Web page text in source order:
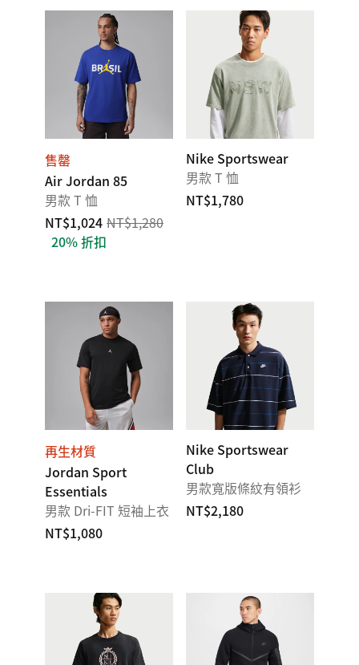
售罄
Air Jordan 85
男款 T 恤
NT$1,024 NT$1,280
20% 折扣
Nike Sportswear
男款 T 恤
NT$1,780
再生材質
Jordan Sport
Essentials
男款 Dri-FIT 短袖上衣
NT$1,080
Nike Sportswear
Club
男款寬版條紋有領衫
NT$2,180